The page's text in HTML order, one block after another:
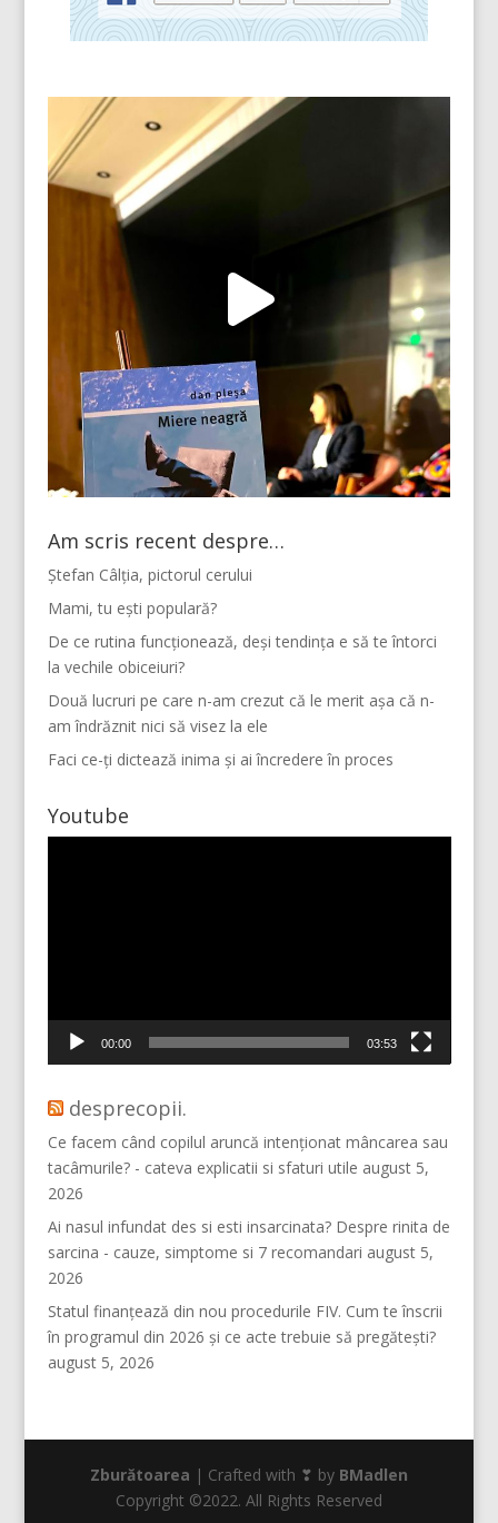
Am scris recent despre…
Ștefan Câlția, pictorul cerului
Mami, tu ești populară?
De ce rutina funcționează, deși tendința e să te întorci
la vechile obiceiuri?
Două lucruri pe care n-am crezut că le merit așa că n-
am îndrăznit nici să visez la ele
Faci ce-ți dictează inima și ai încredere în proces
Youtube
00:00 03:53
desprecopii.
Ce facem când copilul aruncă intenționat mâncarea sau
tacâmurile? - cateva explicatii si sfaturi utile august 5,
2026
Ai nasul infundat des si esti insarcinata? Despre rinita de
sarcina - cauze, simptome si 7 recomandari august 5,
2026
Statul finanțează din nou procedurile FIV. Cum te înscrii
în programul din 2026 și ce acte trebuie să pregătești?
august 5, 2026
Zburătoarea | Crafted with ❣ by BMadlen
Copyright ©2022. All Rights Reserved